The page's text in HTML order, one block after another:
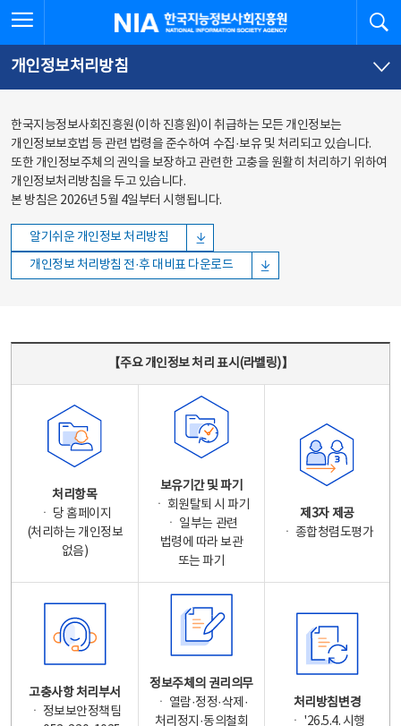
바로가기
바로가기
한국지능정보사회진흥원
개인정보처리방침
한국지능정보사회진흥원(이하 진흥원)이 취급하는 모든 개인정보는
개인정보보호법 등 관련 법령을 준수하여 수집·보유 및 처리되고 있습니다.
또한 개인정보주체의 권익을 보장하고 관련한 고충을 원활히 처리하기 위하여
개인정보처리방침을 두고 있습니다.
본 방침은 2026년 5월 4일부터 시행됩니다.
알기쉬운 개인정보 처리방침
개인정보 처리방침 전·후 대비표 다운로드
【주요 개인정보 처리 표시(라벨링)】
처리항목
ㆍ 당 홈페이지
(처리하는 개인정보
없음)
보유기간 및 파기
ㆍ 회원탈퇴 시 파기
ㆍ 일부는 관련
법령에 따라 보관
또는 파기
제3자 제공
ㆍ 종합청렴도평가
고충사항 처리부서
ㆍ 정보보안정책팀
정보주체의 권리의무
ㆍ 열람·정정·삭제·
처리정지·동의철회
처리방침변경
ㆍ '26.5.4. 시행